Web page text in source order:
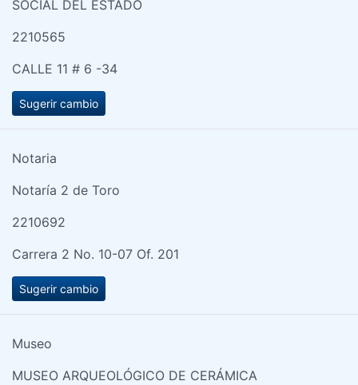
SOCIAL DEL ESTADO
2210565
CALLE 11 # 6 -34
Sugerir cambio
Notaria
Notaría 2 de Toro
2210692
Carrera 2 No. 10-07 Of. 201
Sugerir cambio
Museo
MUSEO ARQUEOLÓGICO DE CERÁMICA